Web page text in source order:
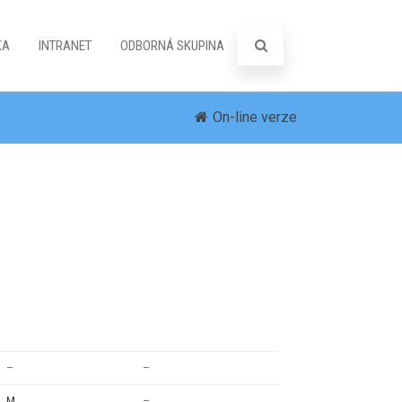
INTRANET ODBORNÁ SKUPINA
On-line verze
– –